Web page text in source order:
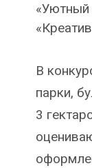
«Уютный
В
парки,
3